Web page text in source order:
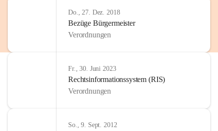
Do., 27. Dez. 2018
Bezüge Bürgermeister
Verordnungen
Fr., 30. Juni 2023
Rechtsinformationssystem (RIS)
Verordnungen
So., 9. Sept. 2012